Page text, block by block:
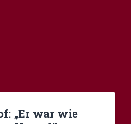
„Er war wie